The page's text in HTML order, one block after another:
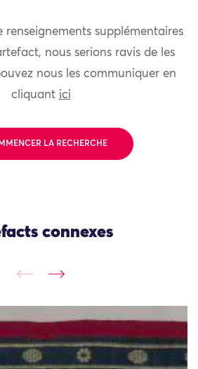
renseignements supplémentaires
nous serions ravis de les
nous les communiquer en
cliquant ici
LA RECHERCHE
connexes